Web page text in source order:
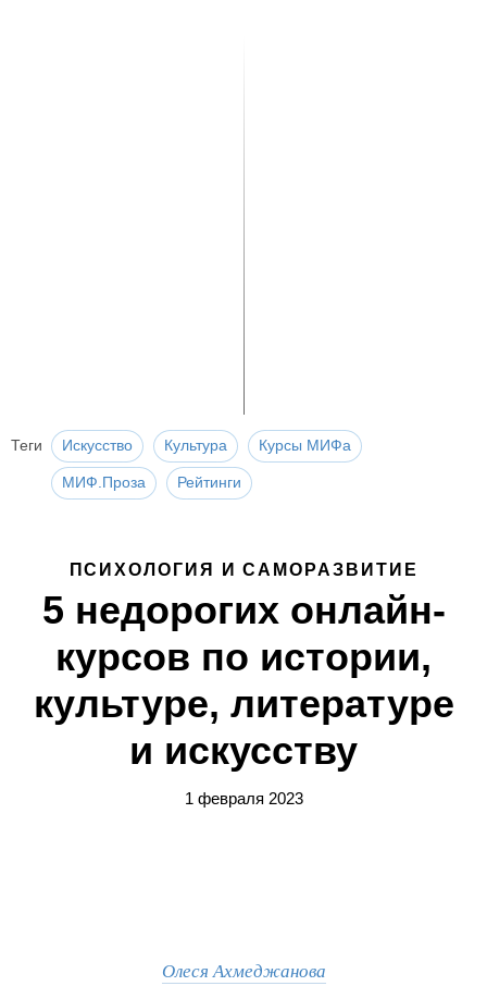
Теги Искусство Культура Курсы МИФа
МИФ.Проза Рейтинги
ПСИХОЛОГИЯ И САМОРАЗВИТИЕ
5 недорогих онлайн-
курсов по истории,
культуре, литературе
и искусству
1 февраля 2023
Олеся Ахмеджанова